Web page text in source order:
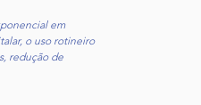
em
o uso rotineiro
redução de